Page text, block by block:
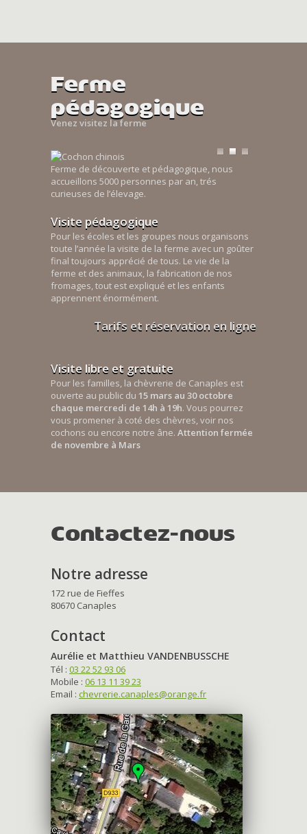
Ferme
pédagogique
Venez visitez la ferme
Ferme de découverte et pédagogique, nous
accueillons 5000 personnes par an, trés
curieuses de l’élevage.
Visite pédagogique
Pour les écoles et les groupes nous organisons
toute l’année la visite de la ferme avec un goûter
final toujours apprécié de tous. Le vie de la
ferme et des animaux, la fabrication de nos
fromages, tout est expliqué et les enfants
apprennent énormément.
Tarifs et réservation en ligne
Visite libre et gratuite
Pour les familles, la chèvrerie de Canaples est
ouverte au public du 15 mars au 30 octobre
chaque mercredi de 14h à 19h. Vous pourrez
vous promener à coté des chèvres, voir nos
cochons ou encore notre âne. Attention fermée
de novembre à Mars
Contactez-nous
Notre adresse
172 rue de Fieffes
80670 Canaples
Contact
Aurélie et Matthieu VANDENBUSSCHE
Tél : 03 22 52 93 06
Mobile : 06 13 11 39 23
Email : chevrerie.canaples@orange.fr